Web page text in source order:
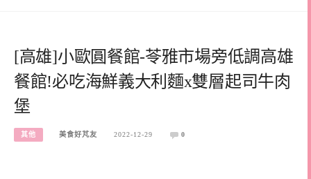
[高雄]小歐圓餐館-苓雅市場旁低調高雄
餐館!必吃海鮮義大利麵x雙層起司牛肉
堡
其他 美食好芃友 2022-12-29 0